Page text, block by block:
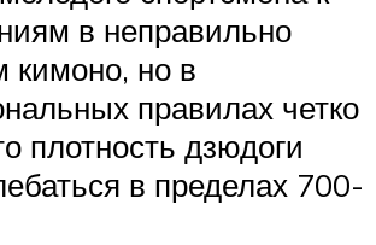
в неправильно
кимоно, но в
правилах четко
плотность дзюдоги
в пределах 700-